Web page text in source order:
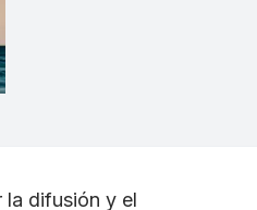
la difusión y el